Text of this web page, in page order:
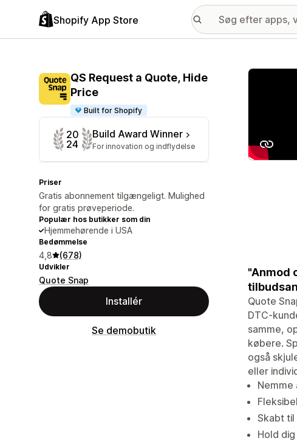
Shopify App Store
QS Request a Quote, Hide
Price
Built for Shopify
20
24
Build Award Winner
For innovation og indflydelse
Priser
Gratis abonnement tilgængeligt. Mulighed
for gratis prøveperiode.
Populær hos butikker som din
Hjemmehørende i USA
Bedømmelse
4,8 (678)
Udvikler
Quote Snap
Installér
Se demobutik
Galleri
"Anmod
Quote
DTC-
samme,
købere.
også
eller
Nemme
Skabt
Hold